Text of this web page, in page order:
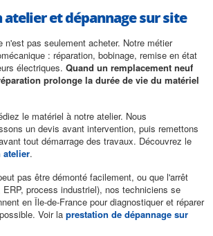
atelier et dépannage sur site
n'est pas seulement acheter. Notre métier
: réparation, bobinage, remise en état
électriques. Quand un remplacement neuf
prolonge la durée de vie du matériel
le matériel à notre atelier. Nous
un devis avant intervention, puis remettons
tout démarrage des travaux. Découvrez le
atelier.
pas être démonté facilement, ou que l'arrêt
process industriel), nos techniciens se
en Île-de-France pour diagnostiquer et réparer
Voir la prestation de dépannage sur